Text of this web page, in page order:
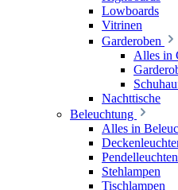
Lowboards
Vitrinen
Garderoben
Alles in
Nachttische
Beleuchtung
Alles in
Pendelleuchten
Stehlampen
Tischlampen